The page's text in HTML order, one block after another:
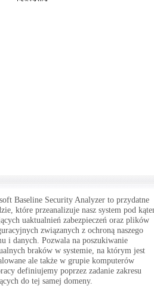
Baseline Security Analyzer to przydatne
które przeanalizuje nasz system pod
uaktualnień zabezpieczeń oraz plików
związanych z ochroną naszego
i danych. Pozwala na poszukiwanie
braków w systemie, na którym jest
ale także w grupie komputerów
definiujemy poprzez zadanie zakresu
do tej samej domeny.